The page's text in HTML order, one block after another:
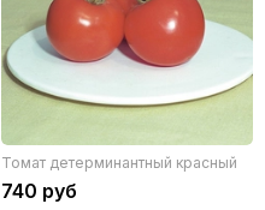
Томат детерминантный красный
740 руб